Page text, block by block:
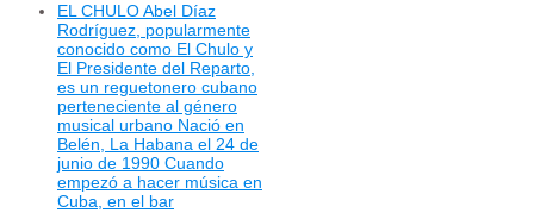
EL CHULO Abel Díaz
Rodríguez, popularmente
conocido como El Chulo y
El Presidente del Reparto,
es un reguetonero cubano
perteneciente al género
musical urbano Nació en
Belén, La Habana el 24 de
junio de 1990 Cuando
empezó a hacer música en
Cuba, en el bar